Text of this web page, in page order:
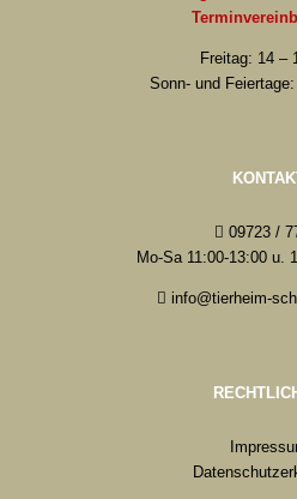
Freitag: 14 –
Sonn- und
09723 /
Mo-Sa 11:00-13:00 u.
info@tierheim-